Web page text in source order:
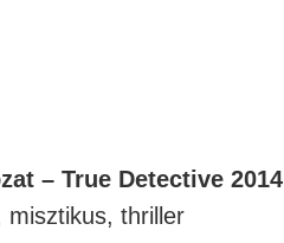
– True Detective 2014
misztikus, thriller